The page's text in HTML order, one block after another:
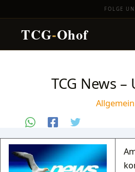
FOLGE
TCG-Ohof
TCG News –
Allgemein